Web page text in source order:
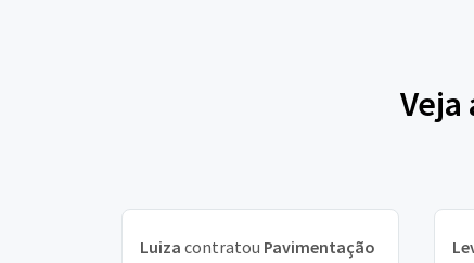
Veja
Luiza contratou Pavimentação